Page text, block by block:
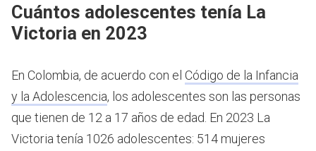
Cuántos adolescentes tenía La
Victoria en 2023
En Colombia, de acuerdo con el Código de la Infancia
y la Adolescencia, los adolescentes son las personas
que tienen de 12 a 17 años de edad. En 2023 La
Victoria tenía 1026 adolescentes: 514 mujeres